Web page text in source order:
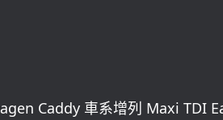
Caddy 車系增列 Maxi TDI